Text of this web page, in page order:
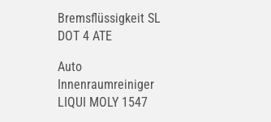
Bremsflüssigkeit SL
DOT 4 ATE
Auto
Innenraumreiniger
LIQUI MOLY 1547